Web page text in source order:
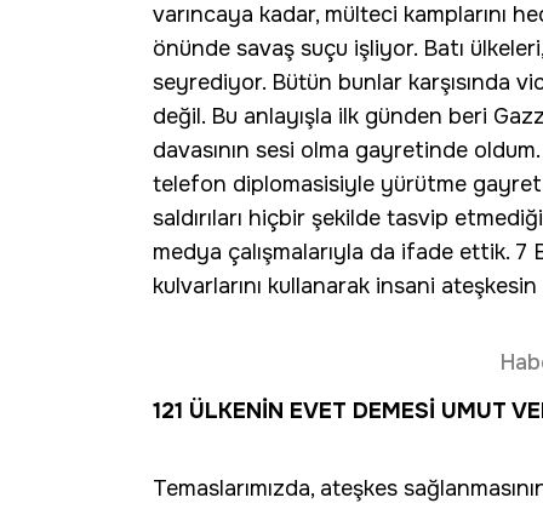
varıncaya kadar, mülteci kamplarını
önünde savaş suçu işliyor. Batı
seyrediyor. Bütün bunlar karşısında
değil. Bu anlayışla ilk günden beri
davasının sesi olma gayretinde
telefon diplomasisiyle yürütme
saldırıları hiçbir şekilde tasvip
medya çalışmalarıyla da ifade ettik.
kulvarlarını kullanarak insani
121 ÜLKENİN EVET DEMESİ UMUT
Temaslarımızda, ateşkes